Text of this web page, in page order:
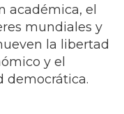
académica, el
mundiales y
la libertad
y el
democrática.